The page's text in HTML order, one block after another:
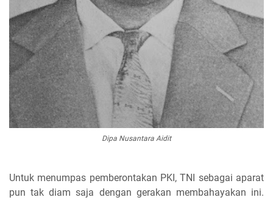
Dipa Nusantara Aidit
Untuk menumpas pemberontakan PKI, TNI sebagai aparat
pun tak diam saja dengan gerakan membahayakan ini.